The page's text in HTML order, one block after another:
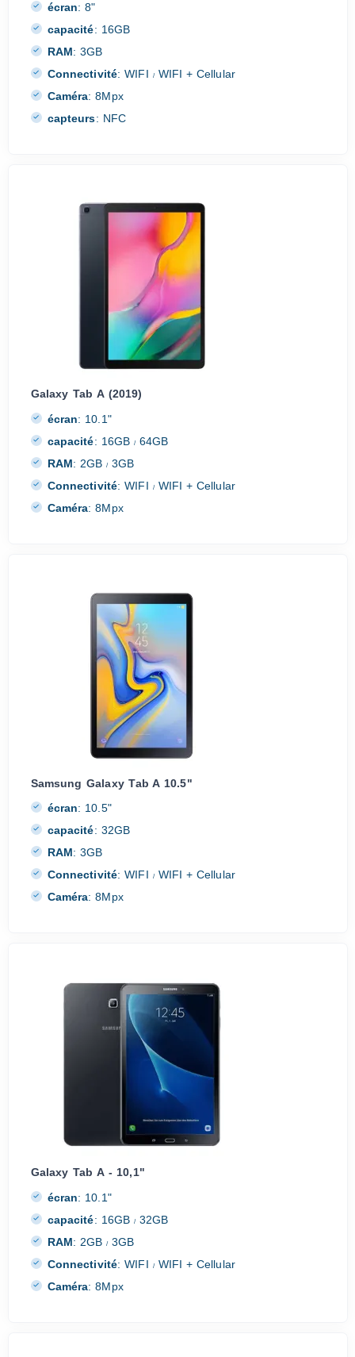
écran: 8"
capacité: 16GB
RAM: 3GB
Connectivité: WIFI /WIFI + Cellular
Caméra: 8Mpx
capteurs: NFC
Galaxy Tab A (2019)
écran: 10.1"
capacité: 16GB/ 64GB
RAM: 2GB/ 3GB
Connectivité: WIFI /WIFI + Cellular
Caméra: 8Mpx
Samsung Galaxy Tab A 10.5"
écran: 10.5"
capacité: 32GB
RAM: 3GB
Connectivité: WIFI /WIFI + Cellular
Caméra: 8Mpx
Galaxy Tab A - 10,1"
écran: 10.1"
capacité: 16GB/ 32GB
RAM: 2GB/ 3GB
Connectivité: WIFI /WIFI + Cellular
Caméra: 8Mpx